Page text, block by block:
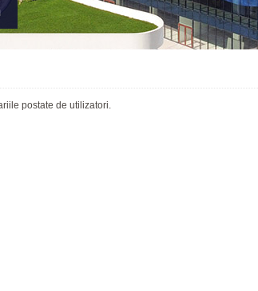
postate de utilizatori.